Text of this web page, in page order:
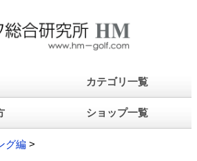
カテゴリ一覧
ショップ一覧
グ編 >